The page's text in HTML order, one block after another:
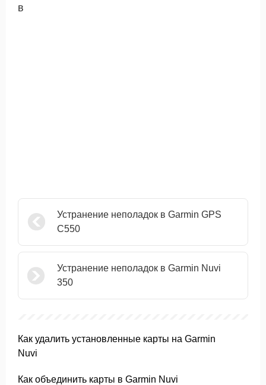
в
Устранение неполадок в Garmin GPS
C550
Устранение неполадок в Garmin Nuvi
350
Как удалить установленные карты на Garmin
Nuvi
Как объединить карты в Garmin Nuvi